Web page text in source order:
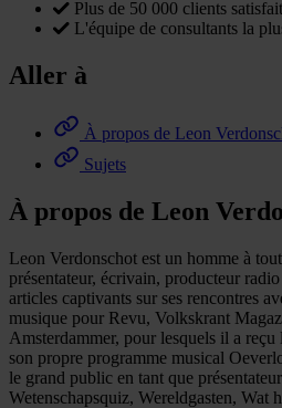
Plus de 50 000 clients
L'équipe de consultants la
Aller à
À propos de Leon
Sujets
À propos de Leon
Leon Verdonschot est un homme à
présentateur, écrivain, producteur
articles captivants sur ses rencontres
musique pour Revu, Volkskrant
Amsterdammer, pour lesquels il a reçu
son propre programme musical
le grand public en tant que
Wetenschapsquiz, Wereldgasten, Wat